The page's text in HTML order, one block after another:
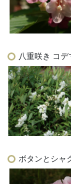
八重咲き コデ
ボタンとシャ